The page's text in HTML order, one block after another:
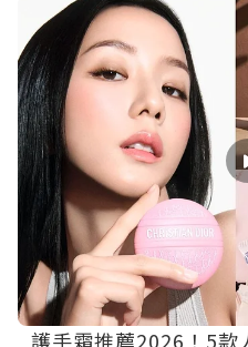
護手霜推薦2026！5款